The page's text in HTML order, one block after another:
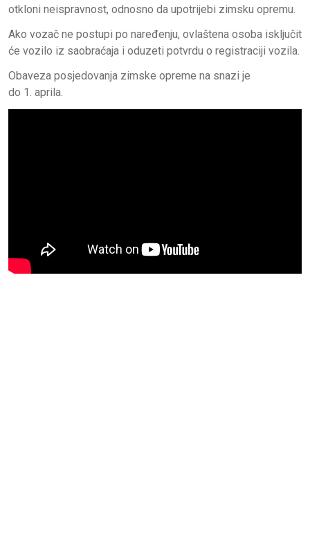
otkloni neispravnost, odnosno da upotrijebi zimsku opremu.
Ako vozač ne postupi po naređenju, ovlaštena osoba isključit
će vozilo iz saobraćaja i oduzeti potvrdu o registraciji vozila.
Obaveza posjedovanja zimske opreme na snazi je
do 1. aprila.